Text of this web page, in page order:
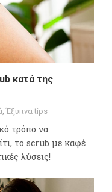
κατά της
,Έξυπνα tips
τρόπο να
το scrub με καφέ
λύσεις!